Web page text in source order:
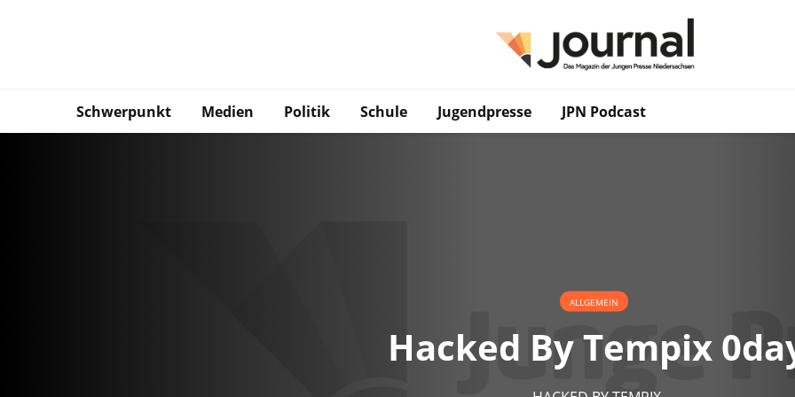
Schwerpunkt Medien Politik Schule Jugendpresse JPN Podcast
ALLGEMEIN
Hacked By Tempix